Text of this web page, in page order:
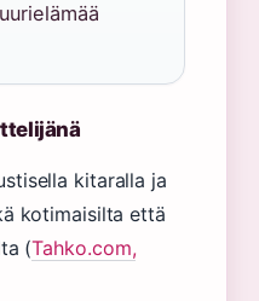
kitaralla ja
kotimaisilta että
(Tahko.com,